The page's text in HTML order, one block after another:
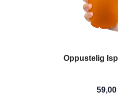
Oppustelig